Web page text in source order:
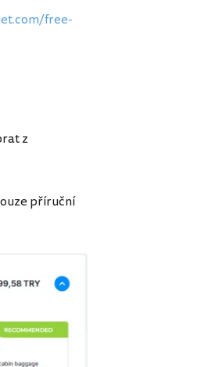
free-
z
příruční